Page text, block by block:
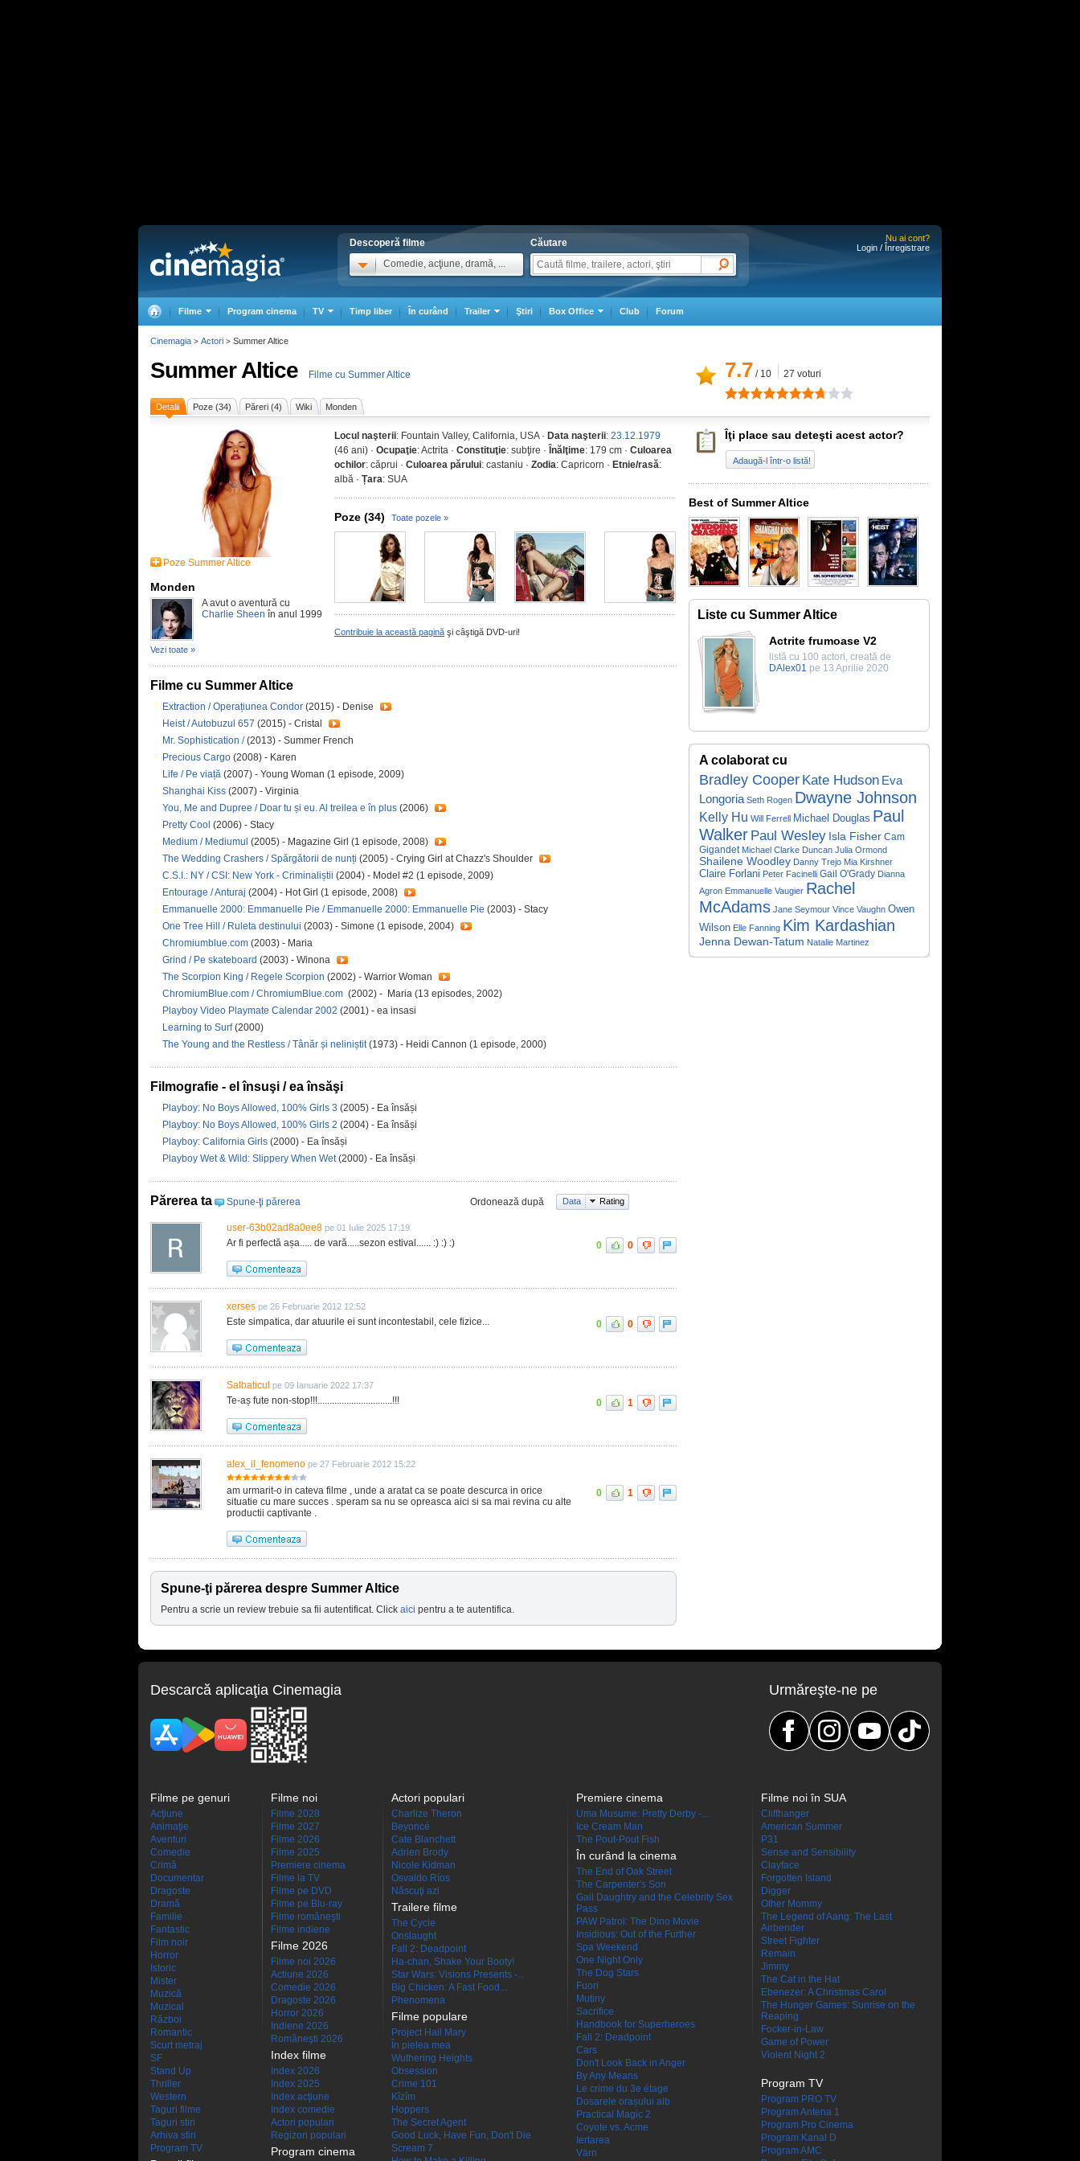
Descoperă filme
Comedie, acţiune, dramă, ...
Căutare
Nu ai cont?
Login / Înregistrare
Filme Program cinema TV Timp liber În curând Trailer Ştiri Box Office Club Forum
Summer Altice Filme cu Summer Altice 7.7 / 10 27 voturi
Detalii Poze (34) Păreri (4) Wiki Monden
Poze Summer Altice
Monden
A avut o aventură cu
Charlie Sheen în anul 1999
Vezi toate »
Locul naşterii: Fountain Valley, California, USA · Data naşterii: 23.12.1979
(46 ani) · Ocupaţie: Actrita · Constituţie: subţire · Înălţime: 179 cm · Culoarea
ochilor: căprui · Culoarea părului: castaniu · Zodia: Capricorn · Etnie/rasă:
albă · Țara: SUA
Poze (34) Toate pozele »
Contribuie la această pagină şi câştigă DVD-uri!
Filme cu Summer Altice
Extraction / Operațiunea Condor (2015) - Denise
Heist / Autobuzul 657 (2015) - Cristal
Mr. Sophistication /(2013) - Summer French
Precious Cargo (2008) - Karen
Life / Pe viață (2007) - Young Woman (1 episode, 2009)
Shanghai Kiss (2007) - Virginia
You, Me and Dupree / Doar tu și eu. Al treilea e în plus (2006)
Pretty Cool (2006) - Stacy
Medium / Mediumul (2005) - Magazine Girl (1 episode, 2008)
The Wedding Crashers / Spărgătorii de nunți (2005) - Crying Girl at Chazz's Shoulder
C.S.I.: NY / CSI: New York - Criminaliștii (2004) - Model #2 (1 episode, 2009)
Entourage / Anturaj (2004) - Hot Girl (1 episode, 2008)
Emmanuelle 2000: Emmanuelle Pie / Emmanuelle 2000: Emmanuelle Pie (2003) - Stacy
One Tree Hill / Ruleta destinului (2003) - Simone (1 episode, 2004)
Chromiumblue.com (2003) - Maria
Grind / Pe skateboard (2003) - Winona
The Scorpion King / Regele Scorpion (2002) - Warrior Woman
ChromiumBlue.com / ChromiumBlue.com (2002) - Maria (13 episodes, 2002)
Playboy Video Playmate Calendar 2002 (2001) - ea insasi
Learning to Surf(2000)
The Young and the Restless / Tânăr și neliniștit(1973) - Heidi Cannon (1 episode, 2000)
Filmografie - el însuşi / ea însăşi
Playboy: No Boys Allowed, 100% Girls 3 (2005) - Ea însăși
Playboy: No Boys Allowed, 100% Girls 2 (2004) - Ea însăși
Playboy: California Girls (2000) - Ea însăși
Playboy Wet & Wild: Slippery When Wet(2000) - Ea însăși
Părerea ta Spune-ţi părerea Ordonează după Data Rating
user-63b02ad8a0ee8 pe 01 Iulie 2025 17:19
Ar fi perfectă așa..... de vară.....sezon estival...... :) :) :) 0 0
xerses pe 26 Februarie 2012 12:52
Este simpatica, dar atuurile ei sunt incontestabil, cele fizice... 0 0
Salbaticul pe 09 Ianuarie 2022 17:37
Te-aș fute non-stop!!!...............................!!! 0 1
alex_il_fenomeno pe 27 Februarie 2012 15:22
am urmarit-o in cateva filme , unde a aratat ca se poate descurca in orice
situatie cu mare succes . speram sa nu se opreasca aici si sa mai revina cu alte
productii captivante .
0 1
Spune-ţi părerea despre Summer Altice
Pentru a scrie un review trebuie sa fii autentificat. Click aici pentru a te autentifica.
Îţi place sau deteşti acest actor?
Adaugă-l într-o listă!
Best of Summer Altice
Liste cu Summer Altice
Actrite frumoase V2
listă cu 100 actori, creată de
DAlex01 pe 13 Aprilie 2020
A colaborat cu
Bradley Cooper Kate Hudson Eva
Longoria Seth Rogen Dwayne Johnson
Kelly Hu Will Ferrell Michael Douglas Paul
Walker Paul Wesley Isla Fisher Cam
Gigandet Michael Clarke Duncan Julia Ormond
Shailene Woodley Danny Trejo Mia Kirshner
Claire Forlani Peter Facinelli Gail O'Grady Dianna
Agron Emmanuelle Vaugier Rachel
McAdams Jane Seymour Vince Vaughn Owen
Wilson Elle Fanning Kim Kardashian
Jenna Dewan-Tatum Natalie Martinez
Cinemagia > Actori > Summer Altice
Descarcă aplicaţia Cinemagia Urmăreşte-ne pe
Filme pe genuri
Acţiune
Animaţie
Aventuri
Comedie
Crimă
Documentar
Dragoste
Dramă
Familie
Fantastic
Film noir
Horror
Istoric
Mister
Muzică
Muzical
Război
Romantic
Scurt metraj
SF
Stand Up
Thriller
Western
Taguri filme
Taguri stiri
Arhiva stiri
Program TV
Filme noi
Filme 2028
Filme 2027
Filme 2026
Filme 2025
Premiere cinema
Filme la TV
Filme pe DVD
Filme pe Blu-ray
Filme româneşti
Filme indiene
Filme 2026
Filme noi 2026
Actiune 2026
Comedie 2026
Dragoste 2026
Horror 2026
Indiene 2026
Româneşti 2026
Index filme
Index 2026
Index 2025
Index acţiune
Index comedie
Actori populari
Regizori populari
Program cinema
Actori populari
Charlize Theron
Beyoncé
Cate Blanchett
Adrien Brody
Nicole Kidman
Osvaldo Ríos
Născuţi azi
Trailere filme
The Cycle
Onslaught
Fall 2: Deadpoint
Ha-chan, Shake Your Booty!
Star Wars: Visions Presents -...
Big Chicken: A Fast Food...
Phenomena
Filme populare
Project Hail Mary
În pielea mea
Wuthering Heights
Obsession
Crime 101
Kîzîm
Hoppers
The Secret Agent
Good Luck, Have Fun, Don't Die
Scream 7
Premiere cinema
Uma Musume: Pretty Derby -...
Ice Cream Man
The Pout-Pout Fish
În curând la cinema
The End of Oak Street
The Carpenter's Son
Gail Daughtry and the Celebrity Sex
Pass
PAW Patrol: The Dino Movie
Insidious: Out of the Further
Spa Weekend
One Night Only
The Dog Stars
Fuori
Mutiny
Sacrifice
Handbook for Superheroes
Fall 2: Deadpoint
Cars
Don't Look Back in Anger
By Any Means
Le crime du 3e étage
Dosarele orașului alb
Practical Magic 2
Coyote vs. Acme
Iertarea
Värn
Filme noi în SUA
Cliffhanger
American Summer
P31
Sense and Sensibility
Clayface
Forgotten Island
Digger
Other Mommy
The Legend of Aang: The Last
Airbender
Street Fighter
Remain
Jimmy
The Cat in the Hat
Ebenezer: A Christmas Carol
The Hunger Games: Sunrise on the
Reaping
Focker-in-Law
Game of Power
Violent Night 2
Program TV
Program PRO TV
Program Antena 1
Program Pro Cinema
Program Kanal D
Program AMC